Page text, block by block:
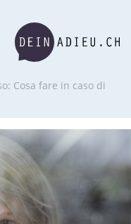
Cosa fare in caso di